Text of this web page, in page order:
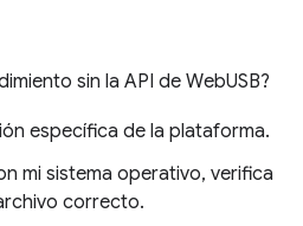
sin la API de WebUSB?
específica de la plataforma.
mi sistema operativo, verifica
correcto.